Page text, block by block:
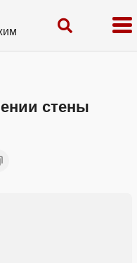
стены